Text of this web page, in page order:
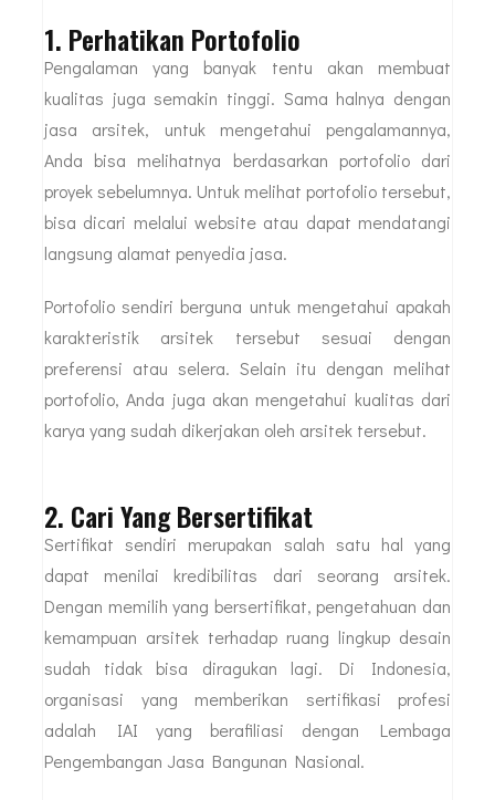
1. Perhatikan Portofolio
Pengalaman yang banyak tentu akan membuat
kualitas juga semakin tinggi. Sama halnya dengan
jasa arsitek, untuk mengetahui pengalamannya,
Anda bisa melihatnya berdasarkan portofolio dari
proyek sebelumnya. Untuk melihat portofolio tersebut,
bisa dicari melalui website atau dapat mendatangi
langsung alamat penyedia jasa.
Portofolio sendiri berguna untuk mengetahui apakah
karakteristik arsitek tersebut sesuai dengan
preferensi atau selera. Selain itu dengan melihat
portofolio, Anda juga akan mengetahui kualitas dari
karya yang sudah dikerjakan oleh arsitek tersebut.
2. Cari Yang Bersertifikat
Sertifikat sendiri merupakan salah satu hal yang
dapat menilai kredibilitas dari seorang arsitek.
Dengan memilih yang bersertifikat, pengetahuan dan
kemampuan arsitek terhadap ruang lingkup desain
sudah tidak bisa diragukan lagi. Di Indonesia,
organisasi yang memberikan sertifikasi profesi
adalah IAI yang berafiliasi dengan Lembaga
Pengembangan Jasa Bangunan Nasional.